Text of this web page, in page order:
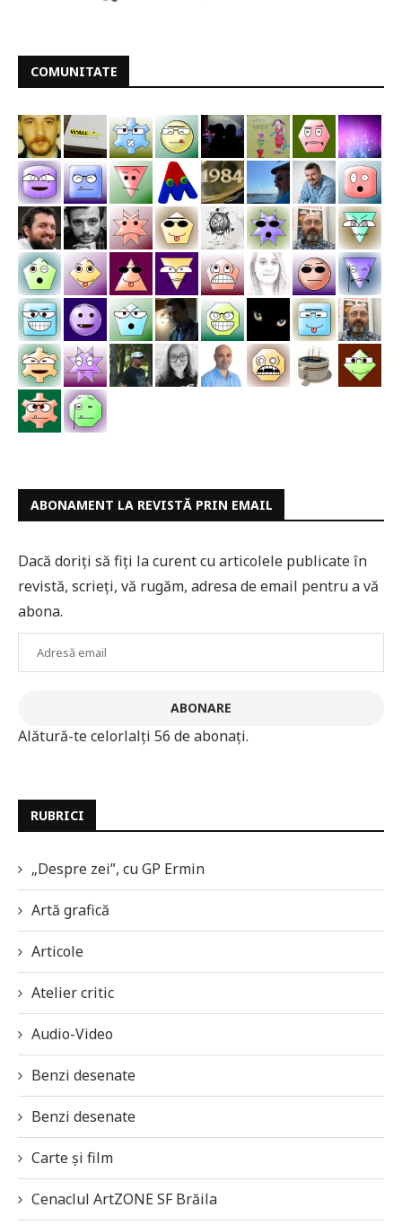
COMUNITATE
ABONAMENT LA REVISTĂ PRIN EMAIL
Dacă doriți să fiți la curent cu articolele publicate în
revistă, scrieți, vă rugăm, adresa de email pentru a vă
abona.
Adresă
ABONARE
Alătură-te celorlalți 56 de abonați.
RUBRICI
„Despre zei”, cu GP Ermin
Artă grafică
Articole
Atelier critic
Audio-Video
Benzi desenate
Benzi desenate
Carte și film
Cenaclul ArtZONE SF Brăila